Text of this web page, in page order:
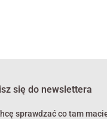
się do newslettera
sprawdzać co tam